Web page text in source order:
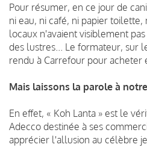
Pour résumer, en ce jour de
ni eau, ni café, ni papier
locaux n'avaient visiblement
des lustres... Le formateur, sur
rendu à Carrefour pour acheter
Mais laissons la parole à
En effet, « Koh Lanta » est le
Adecco destinée à ses
apprécier l'allusion au célèbre